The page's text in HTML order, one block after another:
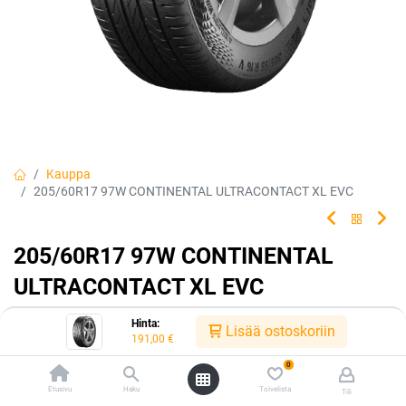
Hinta:
191,00 € Lisää ostoskoriin
Etusivu Haku
0
Toivelista Tili
Kauppa
205/60R17 97W CONTINENTAL ULTRACONTACT XL EVC
205/60R17 97W CONTINENTAL
ULTRACONTACT XL EVC
Tehty kestämään.
4019238088168 Tuotekoodi:227333
191,00€